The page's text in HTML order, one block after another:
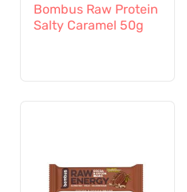
Bombus Raw Protein
Salty Caramel 50g